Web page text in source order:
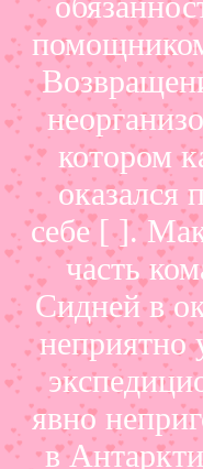
котором
оказался
себе [ ].
часть
Сидней в
неприятно
явно
в